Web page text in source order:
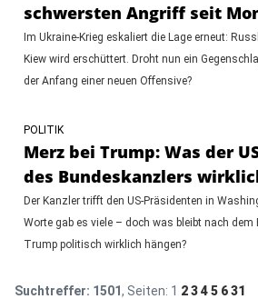
schwersten Angriff seit
Im Ukraine-Krieg eskaliert die Lage erneut:
Kiew wird erschüttert. Droht nun ein
der Anfang einer neuen Offensive?
POLITIK
Merz bei Trump: Was der
des Bundeskanzlers
Der Kanzler trifft den US-Präsidenten in
Worte gab es viele – doch was bleibt nach dem
Trump politisch wirklich hängen?
Suchtreffer: 1501, Seiten: 1 2 3 4 5 6 31